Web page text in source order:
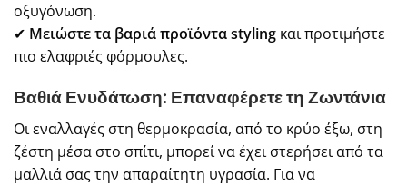
οξυγόνωση.
✔ Μειώστε τα βαριά προϊόντα styling και προτιμήστε
πιο ελαφριές φόρμουλες.
Βαθιά Ενυδάτωση: Επαναφέρετε τη Ζωντάνια
Οι εναλλαγές στη θερμοκρασία, από το κρύο έξω, στη
ζέστη μέσα στο σπίτι, μπορεί να έχει στερήσει από τα
μαλλιά σας την απαραίτητη υγρασία. Για να